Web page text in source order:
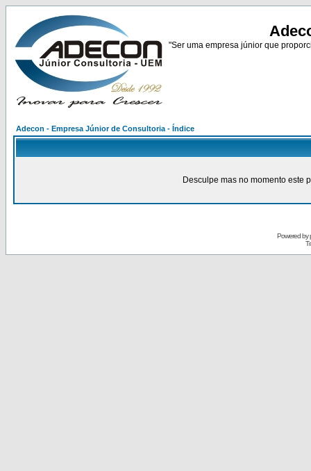
"Ser uma empresa júnior que
Adecon - Empresa Júnior de Consultoria - Índice
Desculpe mas no momento este
Powered by